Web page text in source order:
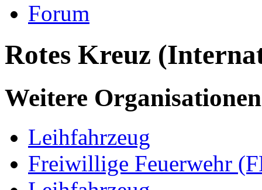
Forum
Rotes Kreuz
Weitere Organisationen
Leihfahrzeug
Freiwillige Feuerwehr